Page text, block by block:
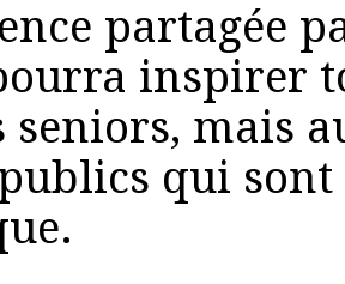
partagée
inspirer
seniors, mais
qui sont